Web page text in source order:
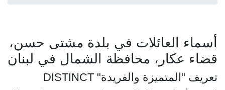
أسماء العائلات في بلدة مشتى حسن،
قضاء عكار، محافظة الشمال في لبنان
تعريف "المتميزة والفريدة" DISTINCT